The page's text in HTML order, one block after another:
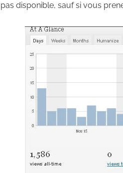
pas disponible, sauf si vous